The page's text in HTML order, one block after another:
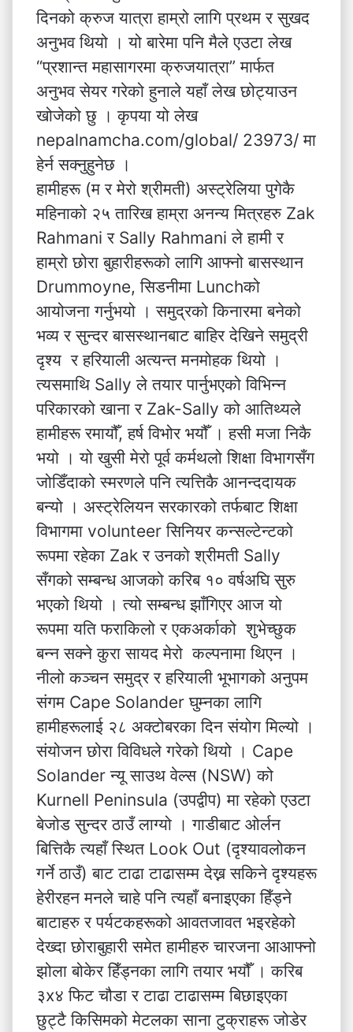
दिनको क्रुज यात्रा हाम्रो लागि प्रथम र सुखद
अनुभव थियो । यो बारेमा पनि मैले एउटा लेख
“प्रशान्त महासागरमा क्रुजयात्रा” मार्फत
अनुभव सेयर गरेको हुनाले यहाँ लेख छोट्याउन
खोजेको छु । कृपया यो लेख
nepalnamcha.com/global/ 23973/ मा
हेर्न सक्नुहुनेछ ।
हामीहरू (म र मेरो श्रीमती) अस्ट्रेलिया पुगेकै
महिनाको २५ तारिख हाम्रा अनन्य मित्रहरु Zak
Rahmani र Sally Rahmani ले हामी र
हाम्रो छोरा बुहारीहरूको लागि आफ्नो बासस्थान
Drummoyne, सिडनीमा Lunchको
आयोजना गर्नुभयो । समुद्रको किनारमा बनेको
भव्य र सुन्दर बासस्थानबाट बाहिर देखिने समुद्री
दृश्य र हरियाली अत्यन्त मनमोहक थियो ।
त्यसमाथि Sally ले तयार पार्नुभएको विभिन्न
परिकारको खाना र Zak-Sally को आतिथ्यले
हामीहरू रमायौँ, हर्ष विभोर भयौँ । हसी मजा निकै
भयो । यो खुसी मेरो पूर्व कर्मथलो शिक्षा विभागसँग
जोडिँदाको स्मरणले पनि त्यत्तिकै आनन्ददायक
बन्यो । अस्ट्रेलियन सरकारको तर्फबाट शिक्षा
विभागमा volunteer सिनियर कन्सल्टेन्टको
रूपमा रहेका Zak र उनको श्रीमती Sally
सँगको सम्बन्ध आजको करिब १० वर्षअघि सुरु
भएको थियो । त्यो सम्बन्ध झाँगिएर आज यो
रूपमा यति फराकिलो र एकअर्काको शुभेच्छुक
बन्न सक्ने कुरा सायद मेरो कल्पनामा थिएन ।
नीलो कञ्चन समुद्र र हरियाली भूभागको अनुपम
संगम Cape Solander घुम्नका लागि
हामीहरूलाई २८ अक्टोबरका दिन संयोग मिल्यो ।
संयोजन छोरा विविधले गरेको थियो । Cape
Solander न्यू साउथ वेल्स (NSW) को
Kurnell Peninsula (उपद्वीप) मा रहेको एउटा
बेजोड सुन्दर ठाउँ लाग्यो । गाडीबाट ओर्लन
बित्तिकै त्यहाँ स्थित Look Out (दृश्यावलोकन
गर्ने ठाउँ) बाट टाढा टाढासम्म देख्न सकिने दृश्यहरू
हेरीरहन मनले चाहे पनि त्यहाँ बनाइएका हिँड्ने
बाटाहरु र पर्यटकहरूको आवतजावत भइरहेको
देख्दा छोराबुहारी समेत हामीहरु चारजना आआफ्नो
झोला बोकेर हिँड्नका लागि तयार भयौँ । करिब
३x४ फिट चौडा र टाढा टाढासम्म बिछाइएका
छुट्टै किसिमको मेटलका साना टुक्राहरू जोडेर